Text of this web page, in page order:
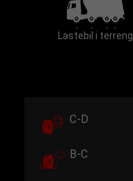
Lastebil i terreng
C-D
B-C